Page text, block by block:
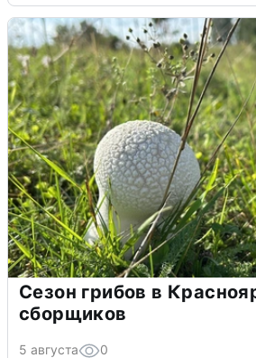
Сезон грибов в
сборщиков
5 августа 0